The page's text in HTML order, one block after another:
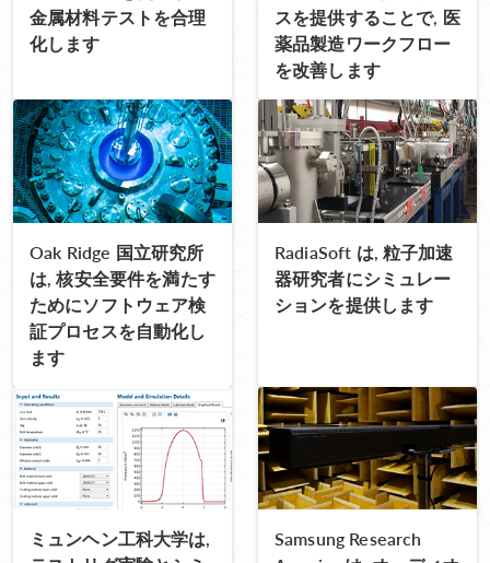
金属材料テストを合理
化します
スを提供することで, 医
薬品製造ワークフロー
を改善します
Oak Ridge 国立研究所
は, 核安全要件を満たす
ためにソフトウェア検
証プロセスを自動化し
ます
RadiaSoft は, 粒子加速
器研究者にシミュレー
ションを提供します
ミュンヘン工科大学は,
Samsung Research